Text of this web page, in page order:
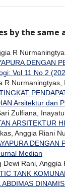
by the same
R
DENGAN
Vol 11 No 2
R Nurmaningtyas,
Arsitektur dan
Zulfiana,
ARSITEKTUR
Anggia Riani
DENGAN
Median
Dewi Rani,
TANK
ABDIMAS